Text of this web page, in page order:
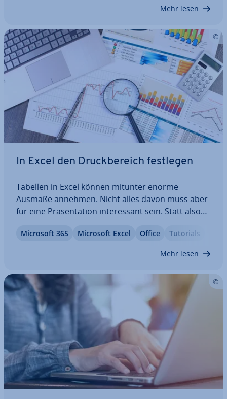
Mehr lesen
In Excel den Druck­be­reich festlegen
Tabellen in Excel können mitunter enorme
Ausmaße annehmen. Nicht alles davon muss aber
für eine Prä­sen­ta­ti­on in­ter­es­sant sein. Statt also
in Excel den Druck­be­reich anpassen. So drucken
Microsoft 365 Microsoft Excel Office Tutorials
Mehr lesen